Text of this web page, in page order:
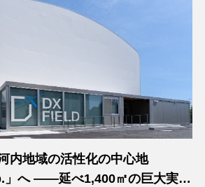
内地域の活性化の中心地
」へ ――延べ1,400㎡の巨大実証